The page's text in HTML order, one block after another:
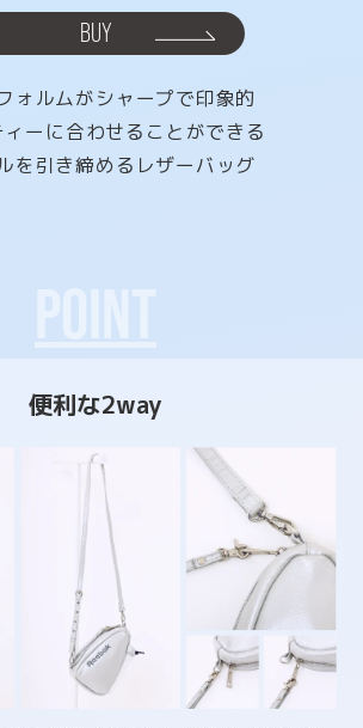
BUY
ォルムがシャープで印象的
ーに合わせることができる
を引き締めるレザーバッグ
便利な2way